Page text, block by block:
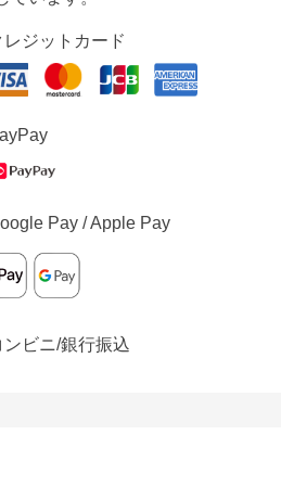
レジットカード
Pay / Apple Pay
ンビニ/銀行振込